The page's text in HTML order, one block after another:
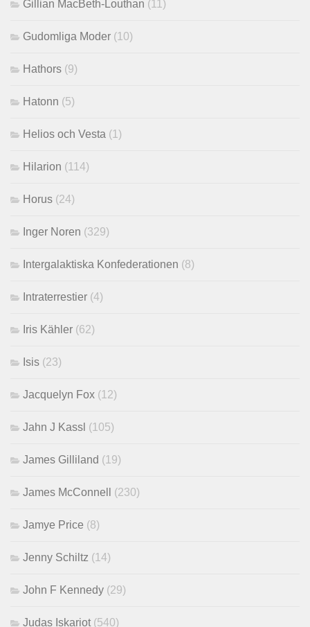
Gillian MacBeth-Louthan (11)
Gudomliga Moder (10)
Hathors (9)
Hatonn (5)
Helios och Vesta (1)
Hilarion (114)
Horus (24)
Inger Noren (329)
Intergalaktiska Konfederationen (8)
Intraterrestier (4)
Iris Kähler (62)
Isis (23)
Jacquelyn Fox (12)
Jahn J Kassl (105)
James Gilliland (19)
James McConnell (230)
Jamye Price (8)
Jenny Schiltz (14)
John F Kennedy (29)
Judas Iskariot (540)